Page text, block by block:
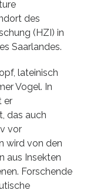
des
(HZI) in
Saarlandes.
lateinisch
Vogel. In
er
das auch
vor
wird von den
aus Insekten
Forschende